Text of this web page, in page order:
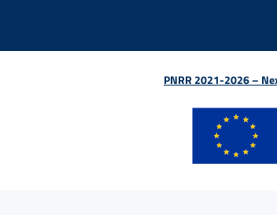
PNRR 2021-2026 –